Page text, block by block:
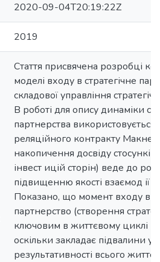
2020-09-04T20:19:22Z
2019
Стаття присвячена розробці
моделі входу в стратегічне
складової управління
В роботі для опису динаміки
партнерства
реляційного контракту
накопичення досвіду
інвест ицій сторін) веде до
підвищенню якості взаємод ії
Показано, що момент входу в
партнерство (створення
ключовим в життєвому циклі
оскільки закладає підвалини
результативності всього